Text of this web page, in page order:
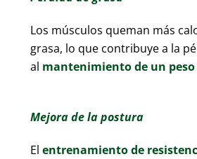
Los músculos queman más
grasa, lo que contribuye a la
al mantenimiento de un
Mejora de la postura
El entrenamiento de